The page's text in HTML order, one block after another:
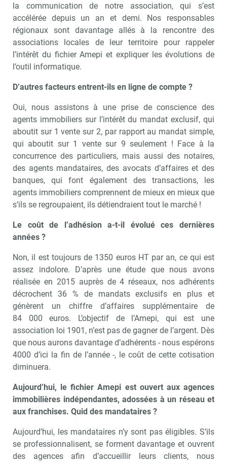
la communication de notre association, qui s’est
accélérée depuis un an et demi. Nos responsables
régionaux sont davantage allés à la rencontre des
associations locales de leur territoire pour rappeler
l’intérêt du fichier Amepi et expliquer les évolutions de
l’outil informatique.
D’autres facteurs entrent-ils en ligne de compte ?
Oui, nous assistons à une prise de conscience des
agents immobiliers sur l’intérêt du mandat exclusif, qui
aboutit sur 1 vente sur 2, par rapport au mandat simple,
qui aboutit sur 1 vente sur 9 seulement ! Face à la
concurrence des particuliers, mais aussi des notaires,
des agents mandataires, des avocats d’affaires et des
banques, qui font également des transactions, les
agents immobiliers comprennent de mieux en mieux que
s’ils se regroupaient, ils détiendraient tout le marché !
Le coût de l’adhésion a-t-il évolué ces dernières
années ?
Non, il est toujours de 1350 euros HT par an, ce qui est
assez indolore. D’après une étude que nous avons
réalisée en 2015 auprès de 4 réseaux, nos adhérents
décrochent 36 % de mandats exclusifs en plus et
génèrent un chiffre d’affaires supplémentaire de
84 000 euros. L’objectif de l’Amepi, qui est une
association loi 1901, n’est pas de gagner de l’argent. Dès
que nous aurons davantage d’adhérents - nous espérons
4000 d’ici la fin de l’année -, le coût de cette cotisation
diminuera.
Aujourd’hui, le fichier Amepi est ouvert aux agences
immobilières indépendantes, adossées à un réseau et
aux franchises. Quid des mandataires ?
Aujourd’hui, les mandataires n’y sont pas éligibles. S’ils
se professionnalisent, se forment davantage et ouvrent
des agences afin d’accueillir leurs clients, nous